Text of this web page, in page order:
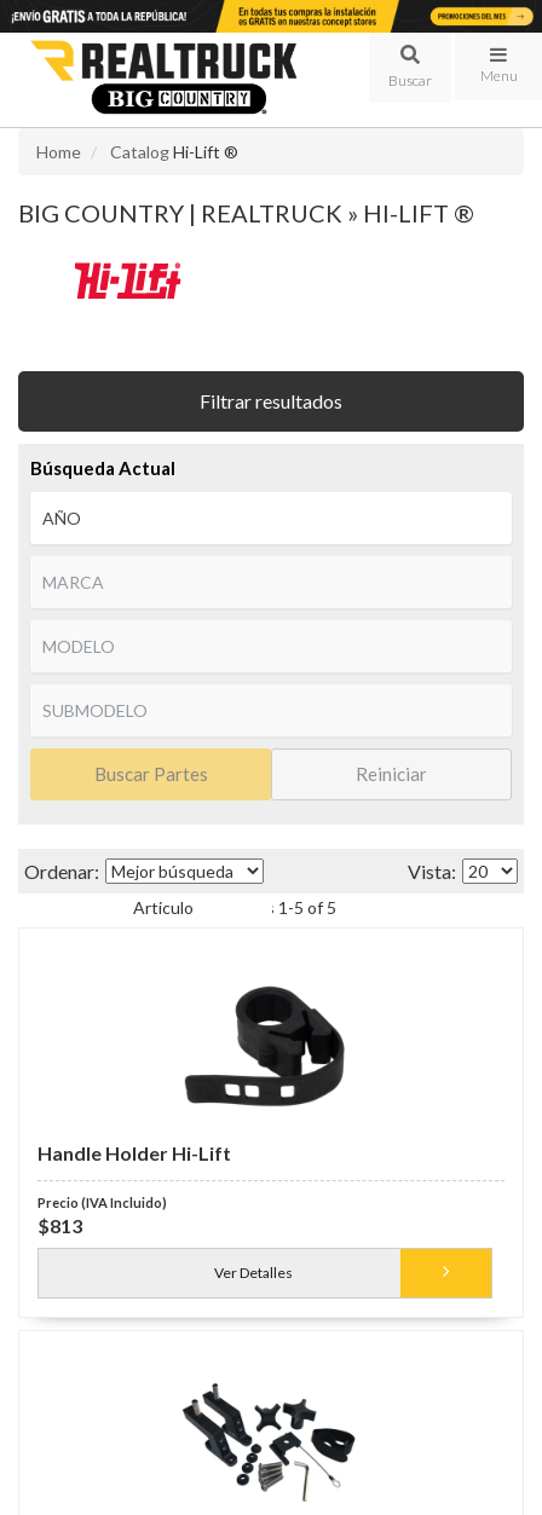
Menu
Home CatalogHi-Lift ®
BIG COUNTRY | REALTRUCK » HI-LIFT ®
Filtrar resultados
Búsqueda Actual
Buscar Partes Reiniciar
Items 1-5 of 5
Handle Holder Hi-Lift
$813
Ver Detalles